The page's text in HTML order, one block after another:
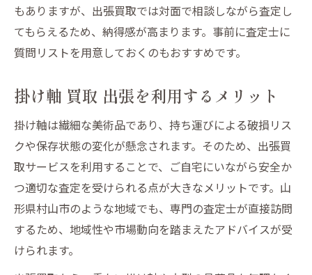
もありますが、出張買取では対面で相談しながら査定し
てもらえるため、納得感が高まります。事前に査定士に
質問リストを用意しておくのもおすすめです。
掛け軸 買取 出張を利用するメリット
掛け軸は繊細な美術品であり、持ち運びによる破損リス
クや保存状態の変化が懸念されます。そのため、出張買
取サービスを利用することで、ご自宅にいながら安全か
つ適切な査定を受けられる点が大きなメリットです。山
形県村山市のような地域でも、専門の査定士が直接訪問
するため、地域性や市場動向を踏まえたアドバイスが受
けられます。